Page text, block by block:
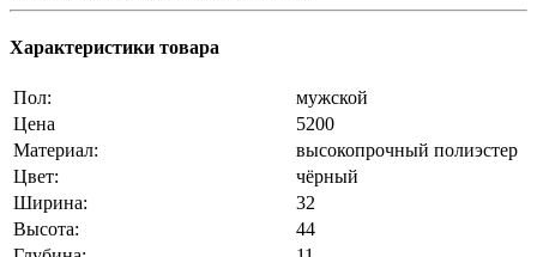
Характеристики товара
Пол:
мужской
Цена
5200
Материал:
высокопрочный полиэстер
Цвет:
чёрный
Ширина:
32
Высота:
44